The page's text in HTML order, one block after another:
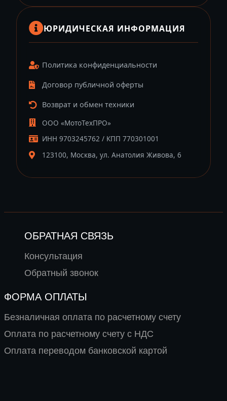
ЮРИДИЧЕСКАЯ ИНФОРМАЦИЯ
Политика конфиденциальности
Договор публичной оферты
Возврат и обмен техники
ООО «МотоТехПРО»
ИНН 9703245762 / КПП 770301001
123100, Москва, ул. Анатолия Живова, 6
ОБРАТНАЯ СВЯЗЬ
Консультация
Обратный звонок
ФОРМА ОПЛАТЫ
Безналичная оплата по расчетному счету
Оплата по расчетному счету с НДС
Оплата переводом банковской картой